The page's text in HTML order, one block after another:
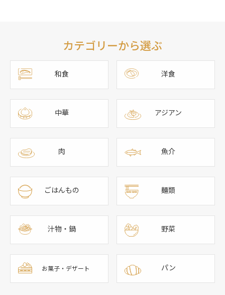
カテゴリーから選ぶ
和食 洋食
中華 アジアン
肉 魚介
ごはんもの 麺類
汁物・鍋 野菜
お菓子・デザート パン